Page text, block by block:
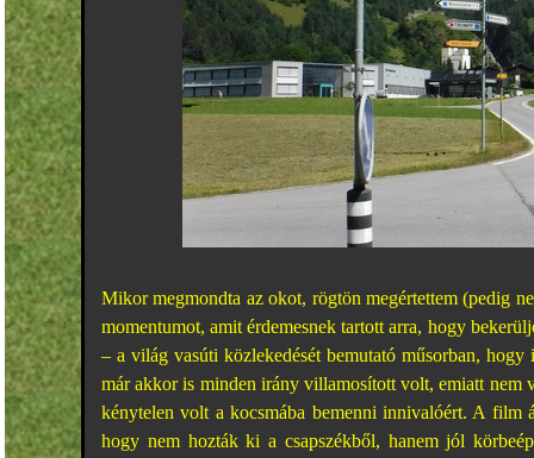
Mikor megmondta az okot, rögtön megértettem (pedig
momentumot, amit érdemesnek tartott arra, hogy
– a világ vasúti közlekedését bemutató műsorban,
már akkor is minden irány villamosított volt, emiatt nem
kénytelen volt a kocsmába bemenni innivalóért. A film
hogy nem hozták ki a csapszékből, hanem jól